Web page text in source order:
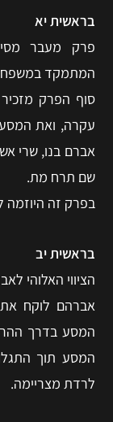
בראשית יא
פרק מעבר
המתמקד
סוף הפרק
עקרה, ואת המסע
אברם בנו, שרי
שם תרח מת.
בפרק זה היוזמה
בראשית יב
הציווי האלוהי
אברהם לוקח
המסע בדרך ההר
המסע תוך
לרדת מצריימה.